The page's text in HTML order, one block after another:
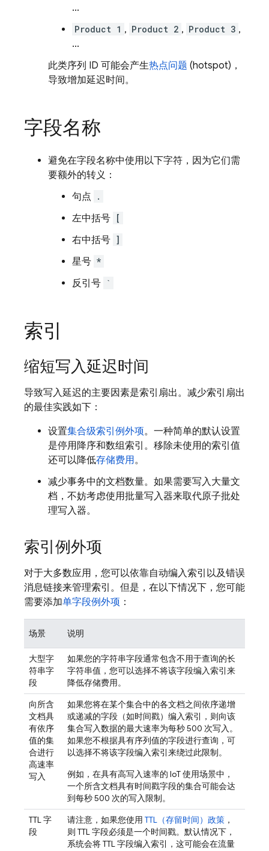
...
Product 1 , Product 2 , Product 3 ,
...
此类序列 ID 可能会产生热点问题 (hotspot)，
导致增加延迟时间。
字段名称
避免在字段名称中使用以下字符，因为它们需
要额外的转义：
句点
.
左中括号 [
右中括号 ]
星号 *
反引号 `
索引
缩短写入延迟时间
导致写入延迟的主要因素是索引扇出。减少索引扇出
的最佳实践如下：
设置集合级索引例外项。一种简单的默认设置
是停用降序和数组索引。移除未使用的索引值
还可以降低存储费用。
减少事务中的文档数量。如果需要写入大量文
档，不妨考虑使用批量写入器来取代原子批处
理写入器。
索引例外项
对于大多数应用，您可以依靠自动编入索引以及错误
消息链接来管理索引。但是，在以下情况下，您可能
需要添加单字段例外项 ：
场景 说明
大型字
符串字
段
如果您的字符串字段通常包含不用于查询的长
字符串值，您可以选择不将该字段编入索引来
降低存储费用。
向所含
文档具
有依序
值的集
合进行
高速率
写入
如果您将在某个集合中的各文档之间依序递增
或递减的字段（如时间戳）编入索引，则向该
集合写入数据的最大速率为每秒 500 次写入。
如果您不根据具有序列值的字段进行查询，可
以选择不将该字段编入索引来绕过此限制。
例如，在具有高写入速率的 IoT 使用场景中，
一个所含文档具有时间戳字段的集合可能会达
到每秒 500 次的写入限制。
TTL 字
段
请注意，如果您使用 TTL（存留时间）政策 ，
则 TTL 字段必须是一个时间戳。默认情况下，
系统会将 TTL 字段编入索引，这可能会在流量